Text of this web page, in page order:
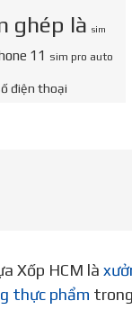
ghép là sim
11 sim pro auto
điện thoại
Xốp HCM là
thực phẩm